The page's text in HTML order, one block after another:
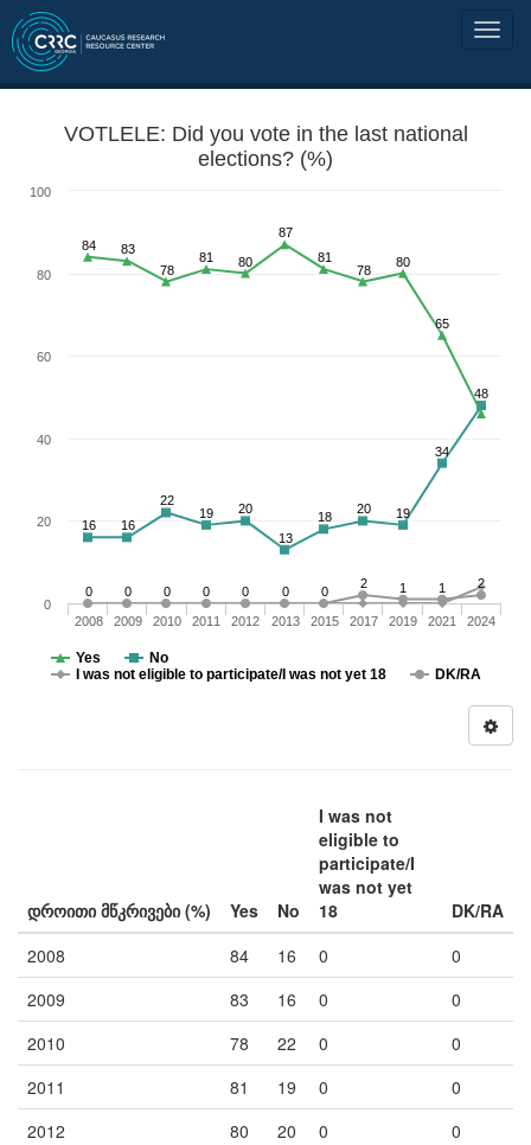
VOTLELE: Did you vote in the last national
elections? (%)
0 0 0 0 0 0 0
2 1 1 2
16 16
22
19
20
13
18
20 19
34
48
84
83
78
81 80
87
81
78
80
65
Yes
No
I was not eligible to participate/I was not yet 18
DK/RA
2008 2009 2010 2011 2012 2013 2015 2017 2019 2021 2024
0
20
40
60
80
100
დროითი მწკრივები (%) Yes No
I was not
eligible to
participate/I
was not yet
18
DK/RA
2008
84 16 0
0
2009
83 16 0
0
2010
78 22 0
0
2011
81 19 0
0
2012
80 20 0
0